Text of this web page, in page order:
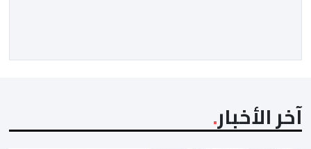
الدينامية المتواصلة لاستراتيجيته في مجال النقل الجوي، […]
آخر الأخبار